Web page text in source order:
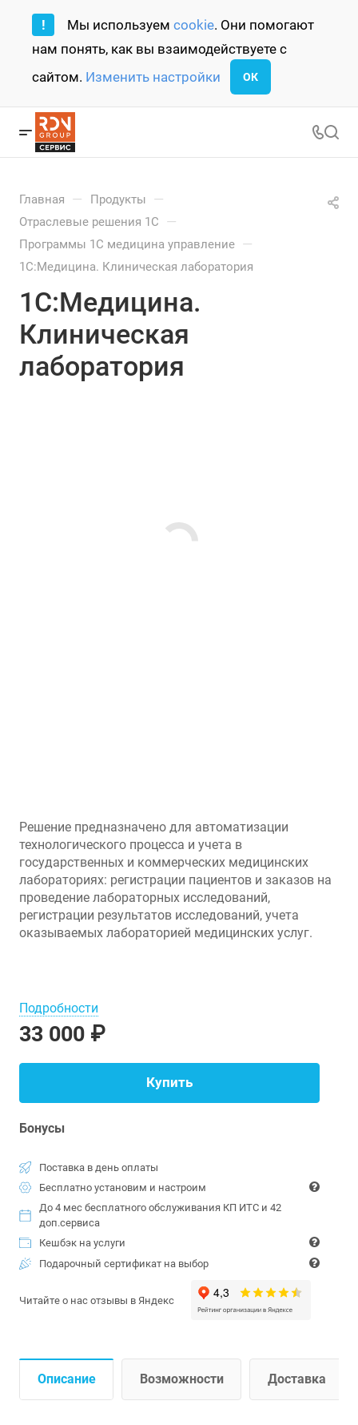
! Мы используем cookie. Они помогают
нам понять, как вы взаимодействуете с
сайтом. Изменить настройки ОК
Главная — Продукты —
Отраслевые решения 1С —
Программы 1С медицина управление —
1С:Медицина. Клиническая лаборатория
1С:Медицина.
Клиническая
лаборатория
Решение предназначено для автоматизации
технологического процесса и учета в
государственных и коммерческих медицинских
лабораториях: регистрации пациентов и заказов на
проведение лабораторных исследований,
регистрации результатов исследований, учета
оказываемых лабораторией медицинских услуг.
Подробности
33 000 ₽
Купить
Бонусы
Поставка в день оплаты
Бесплатно установим и настроим
До 4 мес бесплатного обслуживания КП ИТС и 42
доп.сервиса
Кешбэк на услуги
Подарочный сертификат на выбор
Читайте о нас отзывы в Яндекс
Описание Возможности Доставка